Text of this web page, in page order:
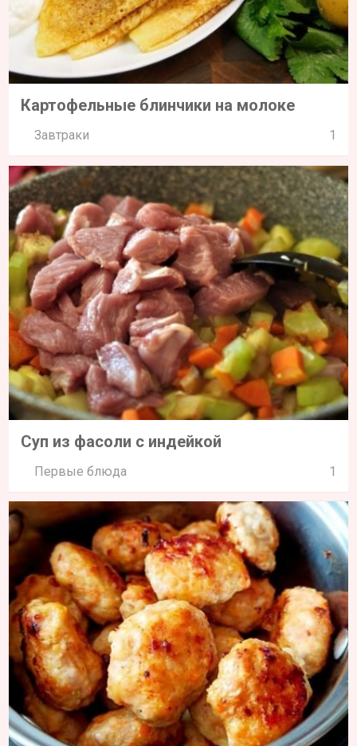
Картофельные блинчики на молоке
Завтраки 1
Суп из фасоли с индейкой
Первые блюда 1